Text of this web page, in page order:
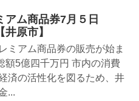
アム商品券7月５日
井原市】
ミアム商品券の販売が始ま
額5億四千万円 市内の消費
済の活性化を図るため、井
...